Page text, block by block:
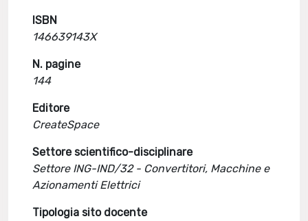
ISBN
146639143X
N. pagine
144
Editore
CreateSpace
Settore scientifico-disciplinare
Settore ING-IND/32 - Convertitori, Macchine e
Azionamenti Elettrici
Tipologia sito docente